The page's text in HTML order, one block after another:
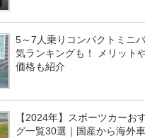
5～7人乗りコンパクトミニ
気ランキングも！ メリット
価格も紹介
【2024年】スポーツカーお
グ一覧30選｜国産から海外